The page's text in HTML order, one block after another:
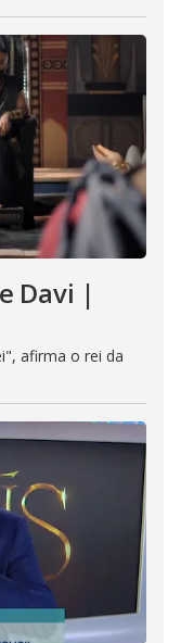
Davi |
afirma o rei da